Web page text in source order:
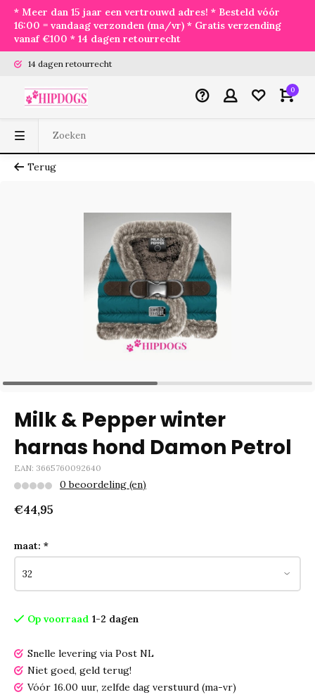
* Meer dan 15 jaar een vertrouwd adres! * Besteld vóór
16:00 = vandaag verzonden (ma/vr) * Gratis verzending
vanaf €100 * 14 dagen retourrecht
14 dagen retourrecht
0
Terug
Milk & Pepper winter
harnas hond Damon Petrol
EAN: 3665760092640
0 beoordeling (en)
€44,95
maat: *
Op voorraad 1-2 dagen
Snelle levering via Post NL
Niet goed, geld terug!
Vóór 16.00 uur, zelfde dag verstuurd (ma-vr)